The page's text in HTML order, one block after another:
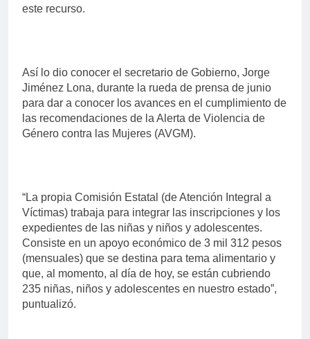
este recurso.
Así lo dio conocer el secretario de Gobierno, Jorge
Jiménez Lona, durante la rueda de prensa de junio
para dar a conocer los avances en el cumplimiento de
las recomendaciones de la Alerta de Violencia de
Género contra las Mujeres (AVGM).
“La propia Comisión Estatal (de Atención Integral a
Víctimas) trabaja para integrar las inscripciones y los
expedientes de las niñas y niños y adolescentes.
Consiste en un apoyo económico de 3 mil 312 pesos
(mensuales) que se destina para tema alimentario y
que, al momento, al día de hoy, se están cubriendo
235 niñas, niños y adolescentes en nuestro estado”,
puntualizó.